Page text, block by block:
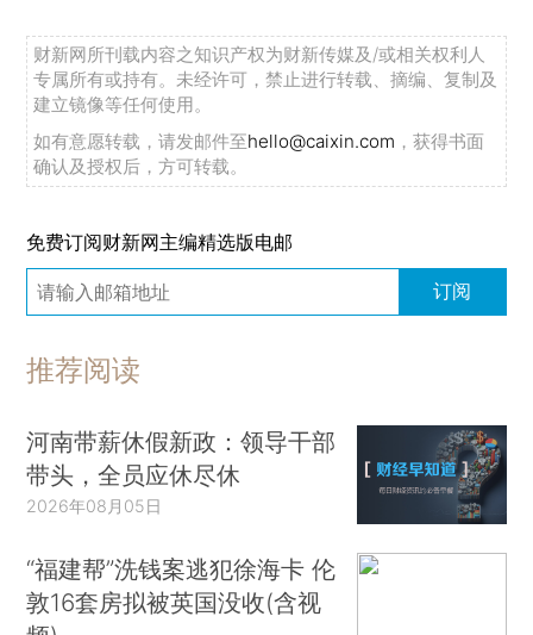
财新网所刊载内容之知识产权为财新传媒及/或相关权利人
专属所有或持有。未经许可，禁止进行转载、摘编、复制及
建立镜像等任何使用。
如有意愿转载，请发邮件至hello@caixin.com ，获得书面
确认及授权后，方可转载。
免费订阅财新网主编精选版电邮
订阅
推荐阅读
河南带薪休假新政：领导干部
带头，全员应休尽休
2026年08月05日
“福建帮”洗钱案逃犯徐海卡 伦
敦16套房拟被英国没收(含视